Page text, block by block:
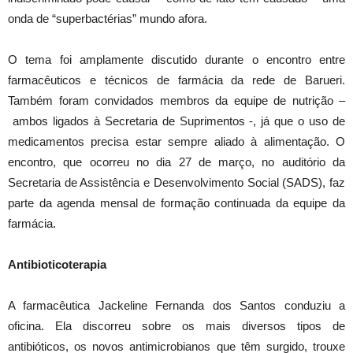
onda de “superbactérias” mundo afora.
O tema foi amplamente discutido durante o encontro entre
farmacêuticos e técnicos de farmácia da rede de Barueri.
Também foram convidados membros da equipe de nutrição –
ambos ligados à Secretaria de Suprimentos -, já que o uso de
medicamentos precisa estar sempre aliado à alimentação. O
encontro, que ocorreu no dia 27 de março, no auditório da
Secretaria de Assistência e Desenvolvimento Social (SADS), faz
parte da agenda mensal de formação continuada da equipe da
farmácia.
Antibioticoterapia
A farmacêutica Jackeline Fernanda dos Santos conduziu a
oficina. Ela discorreu sobre os mais diversos tipos de
antibióticos, os novos antimicrobianos que têm surgido, trouxe